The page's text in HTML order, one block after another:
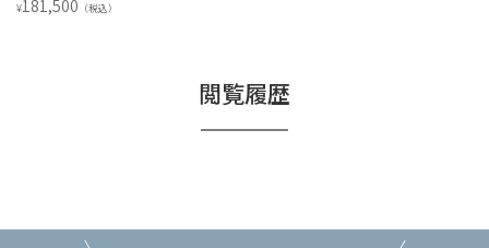
閲覧履歴